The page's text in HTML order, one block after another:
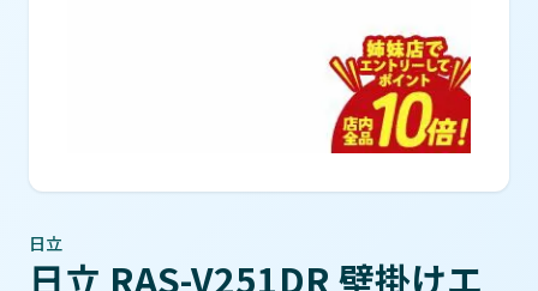
日立
日立 RAS-V251DR 壁掛けエ